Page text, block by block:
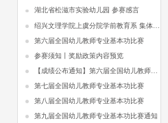
湖北省松滋市实验幼儿园 参赛感言
第六届全国幼儿教师专业基本功比赛
参赛须知丨奖励政策内容预览
第七届全国幼儿教师专业基本功比赛
第八届全国幼儿教师专业基本功比赛
第九届全国幼儿教师专业基本功比赛通知